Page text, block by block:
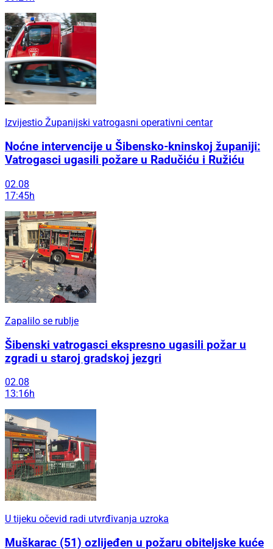
Izvijestio Županijski vatrogasni operativni centar
Noćne intervencije u Šibensko-kninskoj županiji:
Vatrogasci ugasili požare u Radučiću i Ružiću
02.08
17:45h
Zapalilo se rublje
Šibenski vatrogasci ekspresno ugasili požar u
zgradi u staroj gradskoj jezgri
02.08
13:16h
U tijeku očevid radi utvrđivanja uzroka
Muškarac (51) ozlijeđen u požaru obiteljske kuće